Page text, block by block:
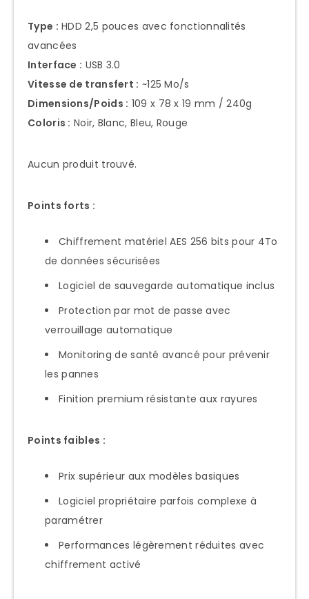
Type : HDD 2,5 pouces avec fonctionnalités
avancées
Interface : USB 3.0
Vitesse de transfert : ~125 Mo/s
Dimensions/Poids : 109 x 78 x 19 mm / 240g
Coloris : Noir, Blanc, Bleu, Rouge
Aucun produit trouvé.
Points forts :
Chiffrement matériel AES 256 bits pour 4To
de données sécurisées
Logiciel de sauvegarde automatique inclus
Protection par mot de passe avec
verrouillage automatique
Monitoring de santé avancé pour prévenir
les pannes
Finition premium résistante aux rayures
Points faibles :
Prix supérieur aux modèles basiques
Logiciel propriétaire parfois complexe à
paramétrer
Performances légèrement réduites avec
chiffrement activé